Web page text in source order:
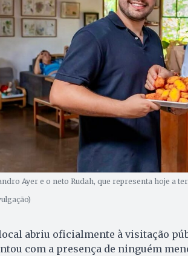
Ayer e o neto Rudah, que representa hoje a
abriu oficialmente à visitação
com a presença de ninguém